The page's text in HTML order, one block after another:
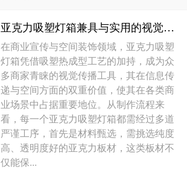
亚克力吸塑灯箱兼具与实用的视觉传播载体
在商业宣传与空间装饰领域，亚克力吸塑
灯箱凭借吸塑热成型工艺的加持，成为众
多商家青睐的视觉传播工具，其在信息传
递与空间方面的双重价值，使其在各类商
业场景中占据重要地位。从制作流程来
看，每一个亚克力吸塑灯箱都需经过多道
严谨工序，首先是材料甄选，需挑选纯度
高、透明度好的亚克力板材，这类板材不
仅能保...